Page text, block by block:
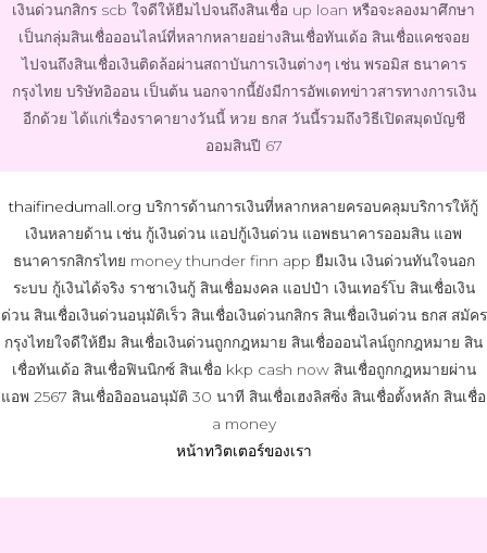
เงินด่วนกสิกร scb ใจดีให้ยืมไปจนถึงสินเชื่อ up loan หรือจะลองมาศึกษา
เป็นกลุ่มสินเชื่อออนไลน์ที่หลากหลายอย่างสินเชื่อทันเด้อ สินเชื่อแคชจอย
ไปจนถึงสินเชื่อเงินติดล้อผ่านสถาบันการเงินต่างๆ เช่น พรอมิส ธนาคาร
กรุงไทย บริษัทอิออน เป็นต้น นอกจากนี้ยังมีการอัพเดทข่าวสารทางการเงิน
อีกด้วย ได้แก่เรื่องราคายางวันนี้ หวย ธกส วันนี้รวมถึงวิธีเปิดสมุดบัญชี
ออมสินปี 67
thaifinedumall.org บริการด้านการเงินที่หลากหลายครอบคลุมบริการให้กู้
เงินหลายด้าน เช่น กู้เงินด่วน แอปกู้เงินด่วน แอพธนาคารออมสิน แอพ
ธนาคารกสิกรไทย money thunder finn app ยืมเงิน เงินด่วนทันใจนอก
ระบบ กู้เงินได้จริง ราชาเงินกู้ สินเชื่อมงคล แอปป๋า เงินเทอร์โบ สินเชื่อเงิน
ด่วน สินเชื่อเงินด่วนอนุมัติเร็ว สินเชื่อเงินด่วนกสิกร สินเชื่อเงินด่วน ธกส สมัคร
กรุงไทยใจดีให้ยืม สินเชื่อเงินด่วนถูกกฎหมาย สินเชื่อออนไลน์ถูกกฎหมาย สิน
เชื่อทันเด้อ สินเชื่อฟินนิกซ์ สินเชื่อ kkp cash now สินเชื่อถูกกฎหมายผ่าน
แอพ 2567 สินเชื่ออิออนอนุมัติ 30 นาที สินเชื่อเฮงลิสซิ่ง สินเชื่อตั้งหลัก สินเชื่อ
a money
หน้าทวิตเตอร์ของเรา